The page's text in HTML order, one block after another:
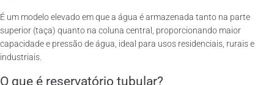
É um modelo elevado em que a água é armazenada tanto na parte
superior (taça) quanto na coluna central, proporcionando maior
capacidade e pressão de água, ideal para usos residenciais, rurais e
industriais.
O que é reservatório tubular?